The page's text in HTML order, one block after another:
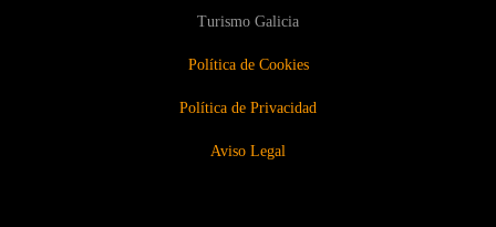
Turismo Galicia
Política de Cookies
Política de Privacidad
Aviso Legal